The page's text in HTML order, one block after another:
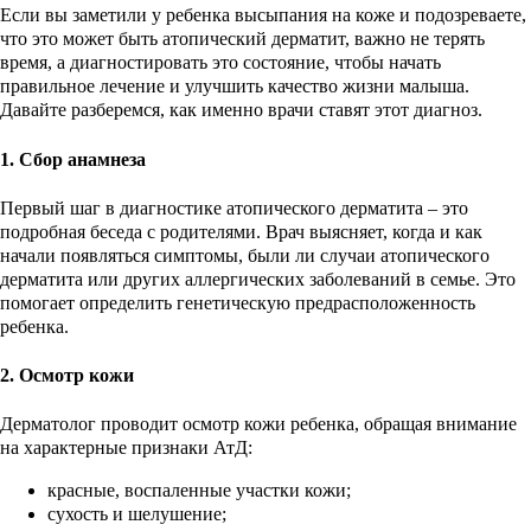
Если вы заметили у ребенка высыпания на коже и подозреваете,
что это может быть атопический дерматит, важно не терять
время, а диагностировать это состояние, чтобы начать
правильное лечение и улучшить качество жизни малыша.
Давайте разберемся, как именно врачи ставят этот диагноз.
1. Сбор анамнеза
Первый шаг в диагностике атопического дерматита – это
подробная беседа с родителями. Врач выясняет, когда и как
начали появляться симптомы, были ли случаи атопического
дерматита или других аллергических заболеваний в семье. Это
помогает определить генетическую предрасположенность
ребенка.
2. Осмотр кожи
Дерматолог проводит осмотр кожи ребенка, обращая внимание
на характерные признаки АтД:
красные, воспаленные участки кожи;
сухость и шелушение;